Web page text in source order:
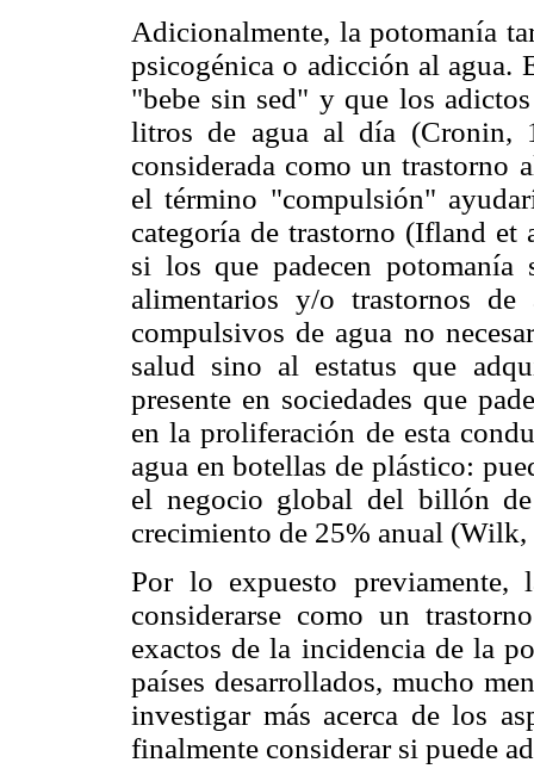
Adicionalmente, la potomanía
psicogénica o adicción al agua.
"bebe sin sed" y que los
litros de agua al día (Cronin,
considerada como un trastorno
el término "compulsión"
categoría de trastorno (Ifland et
si los que padecen potomanía
alimentarios y/o trastornos de
compulsivos de agua no
salud sino al estatus que
presente en sociedades que
en la proliferación de esta
agua en botellas de plástico:
el negocio global del billón
crecimiento de 25% anual
Por lo expuesto previamente,
considerarse como un
exactos de la incidencia de la
países desarrollados, mucho
investigar más acerca de los
finalmente considerar si puede